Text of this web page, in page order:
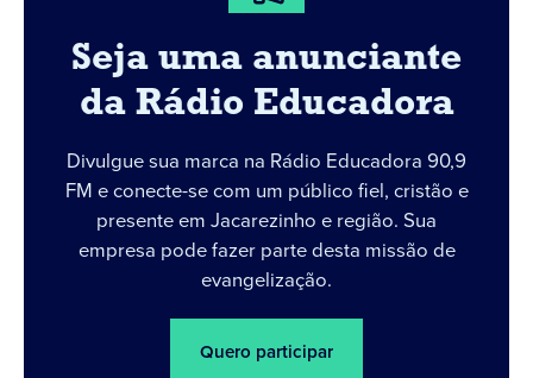
Seja uma anunciante
da Rádio Educadora
Divulgue sua marca na Rádio Educadora 90,9
FM e conecte-se com um público fiel, cristão e
presente em Jacarezinho e região. Sua
empresa pode fazer parte desta missão de
evangelização.
Quero participar